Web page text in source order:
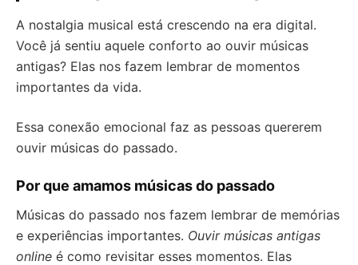
A nostalgia musical está crescendo na era digital.
Você já sentiu aquele conforto ao ouvir músicas
antigas? Elas nos fazem lembrar de momentos
importantes da vida.
Essa conexão emocional faz as pessoas quererem
ouvir músicas do passado.
Por que amamos músicas do passado
Músicas do passado nos fazem lembrar de memórias
e experiências importantes. Ouvir músicas antigas
online é como revisitar esses momentos. Elas